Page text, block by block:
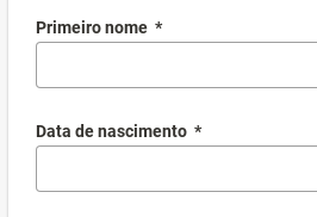
Primeiro nome *
Data de nascimento *